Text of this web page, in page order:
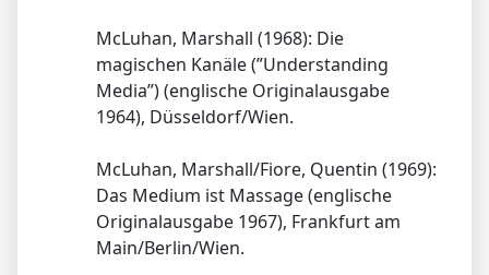
McLuhan, Marshall (1968): Die
magischen Kanäle (”Understanding
Media”) (englische Originalausgabe
1964), Düsseldorf/Wien.
McLuhan, Marshall/Fiore, Quentin (1969):
Das Medium ist Massage (englische
Originalausgabe 1967), Frankfurt am
Main/Berlin/Wien.